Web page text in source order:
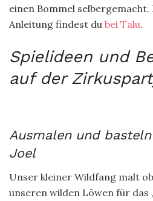
einen Bommel selbergemacht.
Anleitung findest du bei Talu.
Spielideen und
auf der
Ausmalen und
Joel
Unser kleiner Wildfang malt
unseren wilden Löwen für das